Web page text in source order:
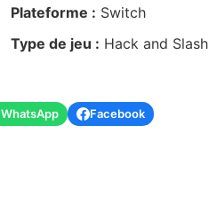
Plateforme : Switch
Type de jeu : Hack and Slash
WhatsApp
Facebook